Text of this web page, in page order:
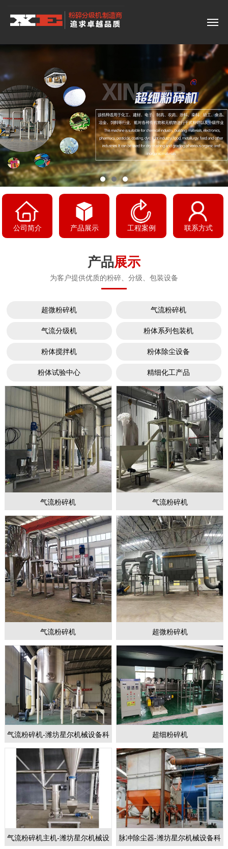
1 3
公司简介 产品展示 工程案例 联系方式
产品展示
为客户提供优质的粉碎、分级、包装设备
超微粉碎机 气流粉碎机
气流分级机 粉体系列包装机
粉体搅拌机 粉体除尘设备
粉体试验中心 精细化工产品
气流粉碎机 气流粉碎机
气流粉碎机 超微粉碎机
气流粉碎机-潍坊星尔机械设备科
技有限公司
超细粉碎机
气流粉碎机主机-潍坊星尔机械设
脉冲除尘器-潍坊星尔机械设备科